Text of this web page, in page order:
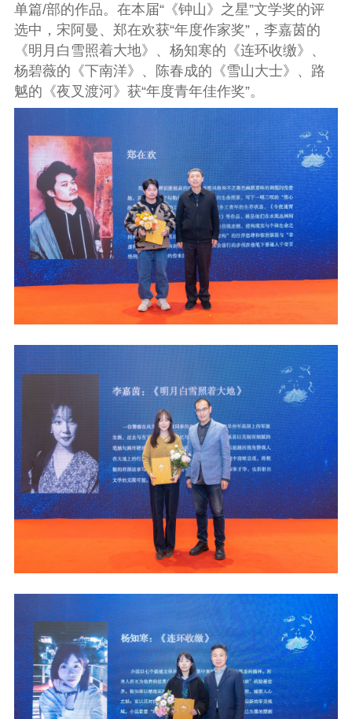
单篇/部的作品。在本届“《钟山》之星”文学奖的评
选中，宋阿曼、郑在欢获“年度作家奖”，李嘉茵的
《明月白雪照着大地》、杨知寒的《连环收缴》、
杨碧薇的《下南洋》、陈春成的《雪山大士》、路
魆的《夜叉渡河》获“年度青年佳作奖”。